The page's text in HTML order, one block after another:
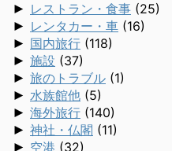
► レストラン・食事 (25)
► レンタカー・車 (16)
► 国内旅行 (118)
► 施設 (37)
► 旅のトラブル (1)
► 水族館他 (5)
► 海外旅行 (140)
► 神社・仏閣 (11)
► 空港 (32)